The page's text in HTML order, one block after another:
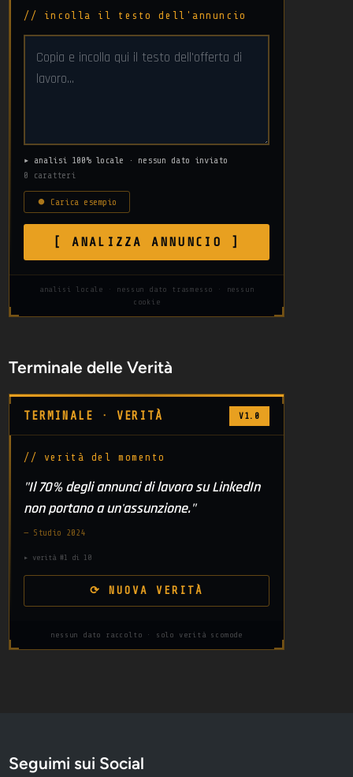
// incolla il testo dell'annuncio
▸ analisi 100% locale · nessun dato inviato
0 caratteri
⏺ Carica esempio
[ ANALIZZA ANNUNCIO ]
analisi locale · nessun dato trasmesso · nessun
cookie
Terminale delle Verità
TERMINALE · VERITÀ V1.0
// verità del momento
"Il 70% degli annunci di lavoro su LinkedIn
non portano a un'assunzione."
— Studio 2024
▸ verità #1 di 10
⟳ NUOVA VERITÀ
nessun dato raccolto · solo verità scomode
Seguimi sui Social